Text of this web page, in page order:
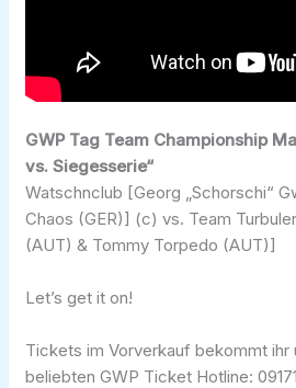
GWP Tag Team Championship
vs. Siegesserie“
Watschnclub [Georg „Schorschi“
Chaos (GER)] (c) vs. Team
(AUT) & Tommy Torpedo (AUT)]
Let’s get it on!
Tickets im Vorverkauf bekommt ihr
beliebten GWP Ticket Hotline: